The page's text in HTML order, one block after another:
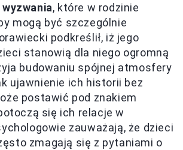
, które w rodzinie
mogą być szczególnie
podkreślił, iż jego
stanowią dla niego ogromną
budowaniu spójnej atmosfery
ujawnienie ich historii bez
postawić pod znakiem
się ich relacje w
zauważają, że dzieci
zmagają się z pytaniami o